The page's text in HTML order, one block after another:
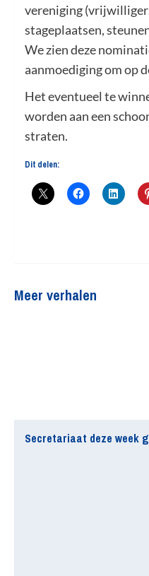
vereniging
stageplaatsen,
We zien deze
aanmoediging om op
Het eventueel te
worden aan een
straten.
Dit delen:
Meer verhalen
Secretariaat deze week